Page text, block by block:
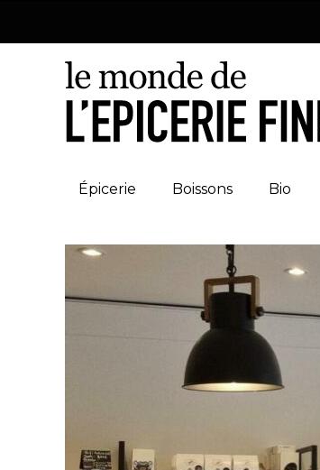
Épicerie Boissons Bio